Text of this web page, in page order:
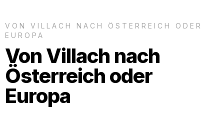
VON VILLACH NACH ÖSTERREICH ODER
EUROPA
Von Villach nach
Österreich oder
Europa